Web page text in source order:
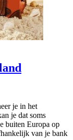
je in het
je dat soms
buiten Europa op
van je bank